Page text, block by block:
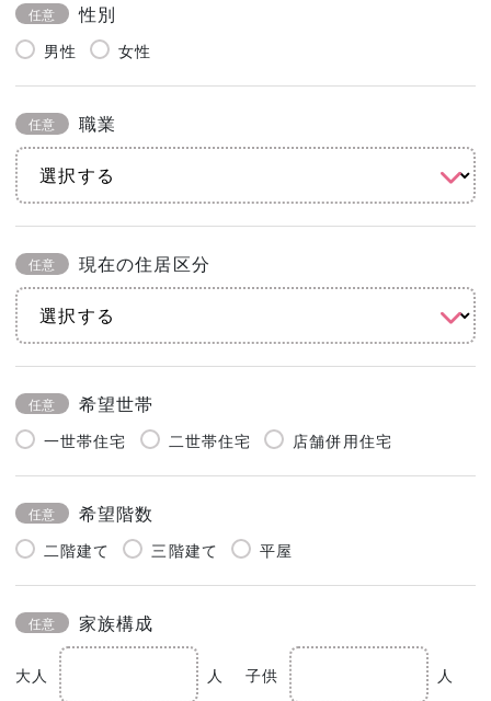
任意 性別
男性 女性
任意 職業
任意 現在の住居区分
任意 希望世帯
一世帯住宅 二世帯住宅 店舗併用住宅
任意 希望階数
二階建て 三階建て 平屋
任意 家族構成
大人 人 子供 人